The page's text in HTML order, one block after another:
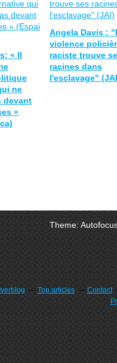
« Il
ne
devant
»
Angela Davis :
violence
raciste trouve
racines dans
l'esclavage"
Theme:
Top articles Contact